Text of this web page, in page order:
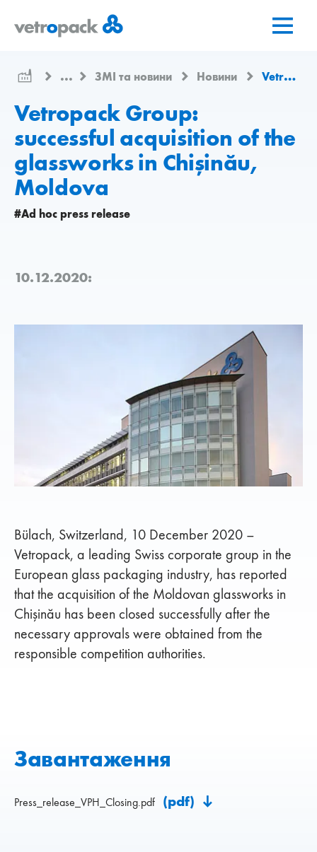
сторінку
...
ЗМІ та новини Новини Vetropack Group: successful acquisition of the glassworks in Chișinău, Moldova
Vetropack Group:
successful acquisition of the
glassworks in Chișinău,
Moldova
#Ad hoc press release
10.12.2020:
Bülach, Switzerland, 10 December 2020 –
Vetropack, a leading Swiss corporate group in the
European glass packaging industry, has reported
that the acquisition of the Moldovan glassworks in
Chişinău has been closed successfully after the
necessary approvals were obtained from the
responsible competition authorities.
Завантаження
Press_release_VPH_Closing.pdf (pdf)